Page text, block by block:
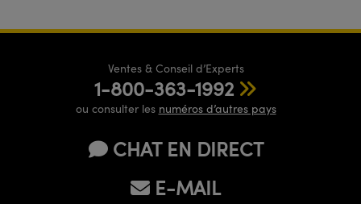
Ventes & Conseil d’Experts
1-800-363-1992
ou consulter les numéros d’autres pays
CHAT EN DIRECT
E-MAIL